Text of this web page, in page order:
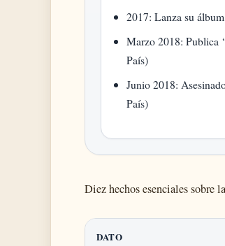
2017: Lanza su
Marzo 2018: Publica
País)
Junio 2018:
País)
Diez hechos esenciales sobre
DATO